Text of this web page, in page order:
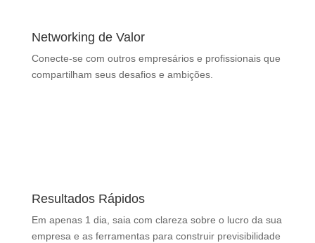
Networking de Valor
Conecte-se com outros empresários e profissionais que
compartilham seus desafios e ambições.
Resultados Rápidos
Em apenas 1 dia, saia com clareza sobre o lucro da sua
empresa e as ferramentas para construir previsibilidade